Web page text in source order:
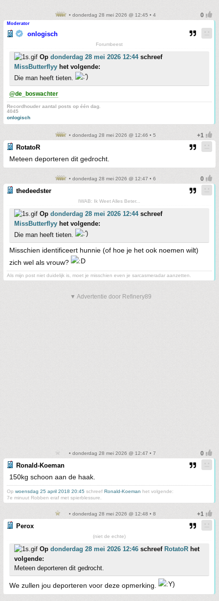
• donderdag 28 mei 2026 @ 12:45 • 4
Moderator
onlogisch
Forumbeest
Op donderdag 28 mei 2026 12:44schreef
MissButterflyy het volgende:
Die man heeft tieten.
@de_boswachter
Recordhouder aantal posts op één dag.
4045
onlogisch
• donderdag 28 mei 2026 @ 12:46 • 5
RotatoR
Meteen deporteren dit gedrocht.
• donderdag 28 mei 2026 @ 12:47 • 6
thedeedster
IWAB: Ik Weet Alles Beter...
Op donderdag 28 mei 2026 12:44schreef
MissButterflyy het volgende:
Die man heeft tieten.
Misschien identificeert hunnie (of hoe je het ook noemen wilt)
zich wel als vrouw?
Als mijn post niet duidelijk is, moet je misschien even je sarcasmeradar aanzetten.
▼ Advertentie door Refinery89
• donderdag 28 mei 2026 @ 12:47 • 7
Ronald-Koeman
150kg schoon aan de haak.
Op woensdag 25 april 2018 20:45 schreef Ronald-Koeman het volgende:
7e minuut Robben eraf met spierblessure.
• donderdag 28 mei 2026 @ 12:48 • 8
Perox
(niet de echte)
Op donderdag 28 mei 2026 12:46 schreef RotatoR het
volgende:
Meteen deporteren dit gedrocht.
We zullen jou deporteren voor deze opmerking.